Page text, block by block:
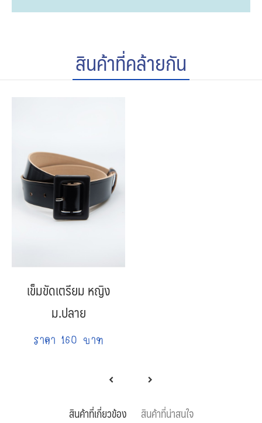
สินค้าที่คล้ายกัน
เข็มขัดเตรียม หญิง
ม.ปลาย
ราคา 160 บาท
สินค้าที่เกี่ยวข้อง สินค้าที่น่าสนใจ